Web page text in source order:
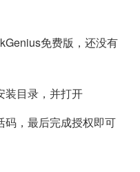
免费版，还没有
目录，并打开
，最后完成授权即可